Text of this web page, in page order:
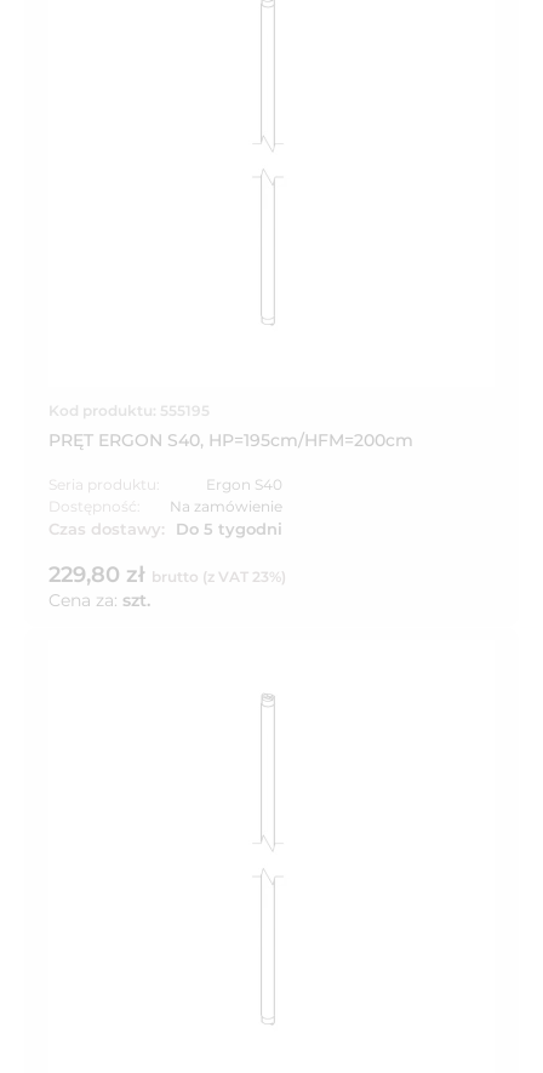
Kod produktu: 555195
PRĘT ERGON S40, HP=195cm/HFM=200cm
Seria produktu:
Ergon S40
Dostępność:
Na zamówienie
Czas dostawy: Do 5 tygodni
229,80 zł brutto (z VAT 23%)
Cena za: szt.